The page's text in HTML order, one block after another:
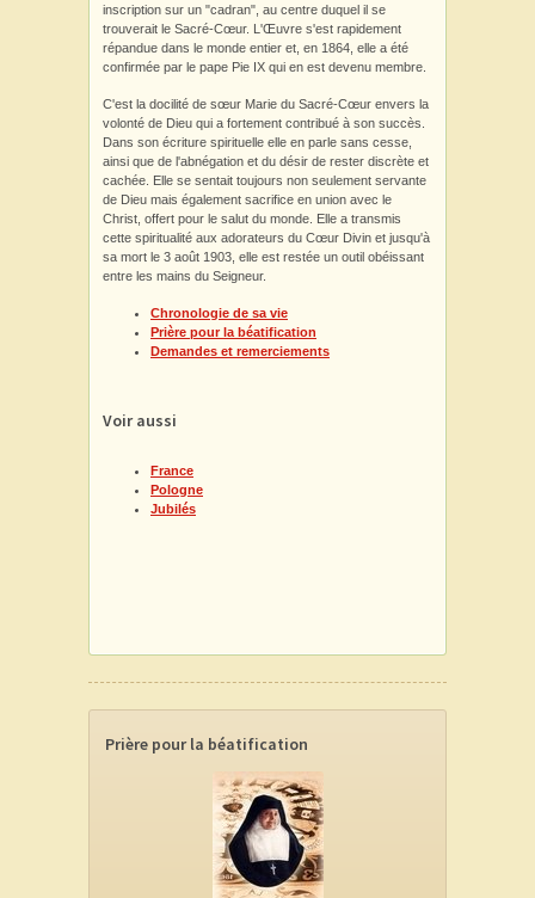
inscription sur un "cadran", au centre duquel il se
trouverait le Sacré-Cœur. L'Œuvre s'est rapidement
répandue dans le monde entier et, en 1864, elle a été
confirmée par le pape Pie IX qui en est devenu membre.
C'est la docilité de sœur Marie du Sacré-Cœur envers la
volonté de Dieu qui a fortement contribué à son succès.
Dans son écriture spirituelle elle en parle sans cesse,
ainsi que de l'abnégation et du désir de rester discrète et
cachée. Elle se sentait toujours non seulement servante
de Dieu mais également sacrifice en union avec le
Christ, offert pour le salut du monde. Elle a transmis
cette spiritualité aux adorateurs du Cœur Divin et jusqu'à
sa mort le 3 août 1903, elle est restée un outil obéissant
entre les mains du Seigneur.
Chronologie de sa vie
Prière pour la béatification
Demandes et remerciements
Voir aussi
France
Pologne
Jubilés
Prière pour la béatification